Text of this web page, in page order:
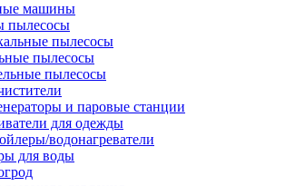
машины
пылесосы
пылесосы
пылесосы
пылесосы
и паровые станции
для одежды
водонагреватели
для воды